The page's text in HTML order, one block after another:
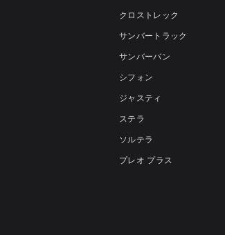
クロストレック
サンバートラック
サンバーバン
シフォン
ジャスティ
ステラ
ソルテラ
プレオ プラス